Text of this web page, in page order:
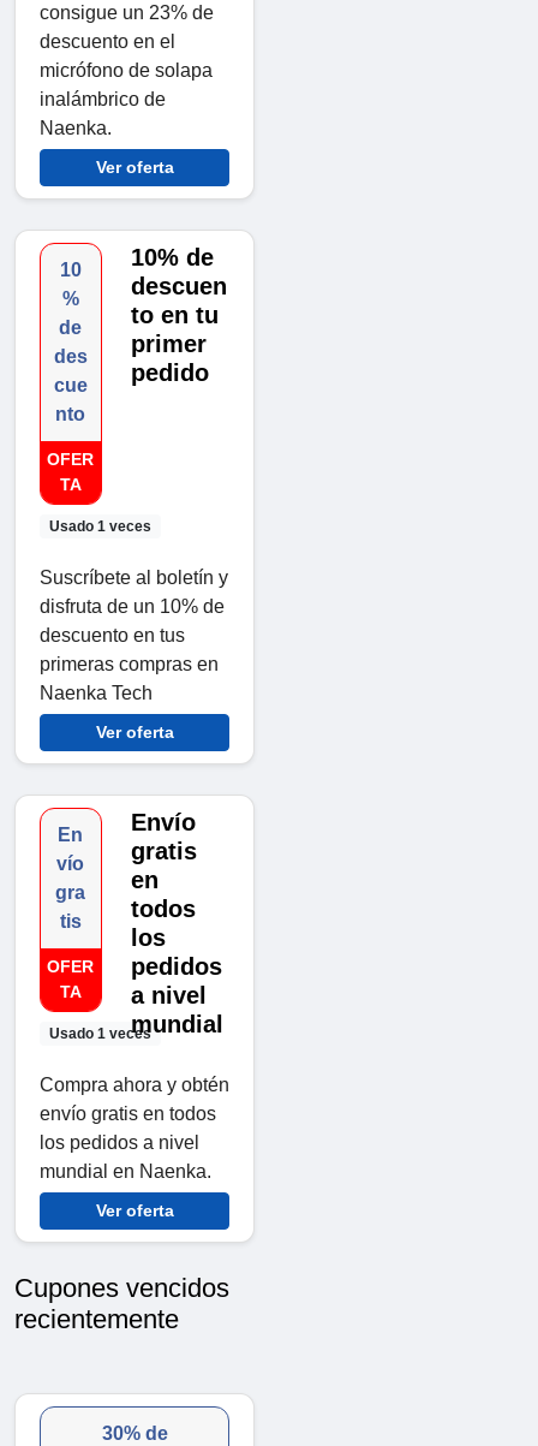
consigue un 23% de
descuento en el
micrófono de solapa
inalámbrico de
Naenka.
Ver oferta
10
%
de
des
cue
nto
OFER
TA
Usado 1 veces
10% de
descuen
to en tu
primer
pedido
Suscríbete al boletín y
disfruta de un 10% de
descuento en tus
primeras compras en
Naenka Tech
Ver oferta
En
vío
gra
tis
OFER
TA
Usado 1 veces
Envío
gratis
en
todos
los
pedidos
a nivel
mundial
Compra ahora y obtén
envío gratis en todos
los pedidos a nivel
mundial en Naenka.
Ver oferta
Cupones vencidos
recientemente
30% de